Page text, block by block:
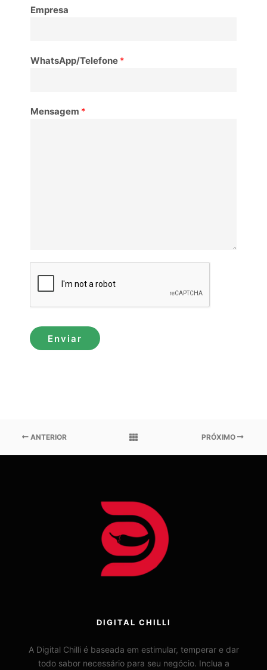
Empresa
WhatsApp/Telefone *
Mensagem *
Enviar
ANTERIOR PRÓXIMO
DIGITAL CHILLI
A Digital Chilli é baseada em estimular, temperar e dar
todo sabor necessário para seu negócio. Inclua a